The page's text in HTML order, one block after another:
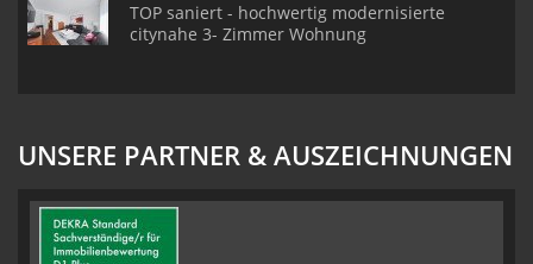
TOP saniert - hochwertig modernisierte
citynahe 3- Zimmer Wohnung
UNSERE PARTNER & AUSZEICHNUNGEN